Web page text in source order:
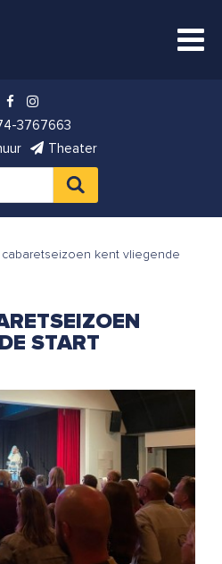
3767663
Theater
cabaretseizoen kent vliegende
START